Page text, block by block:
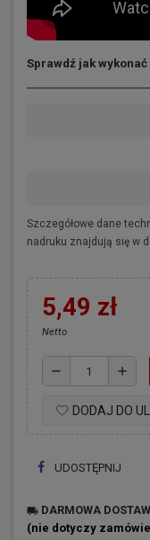
Sprawdź jak
Szczegółowe dane
nadruku znajdują się w
5,49 zł
Netto
remove add
DODAJ DO
UDOSTĘPNIJ
local_shipping DARMOWA
(nie dotyczy